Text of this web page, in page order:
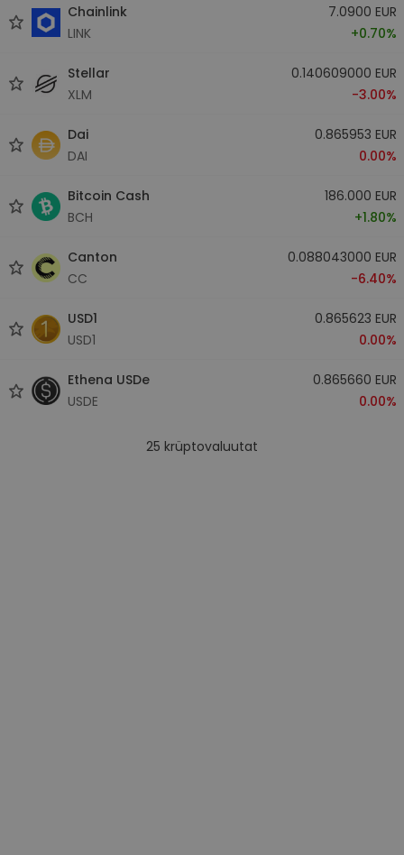
Chainlink
LINK
7.0900 EUR
+0.70%
Stellar
XLM
0.140609000 EUR
-3.00%
Dai
DAI
0.865953 EUR
0.00%
Bitcoin Cash
BCH
186.000 EUR
+1.80%
Canton
CC
0.088043000 EUR
-6.40%
USD1
USD1
0.865623 EUR
0.00%
Ethena USDe
USDE
0.865660 EUR
0.00%
25 krüptovaluutat